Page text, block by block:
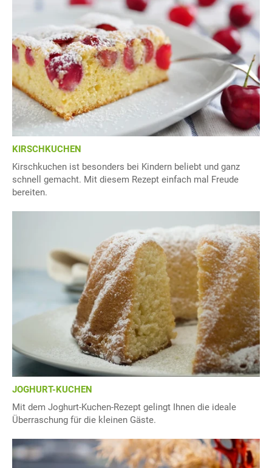
KIRSCHKUCHEN
Kirschkuchen ist besonders bei Kindern beliebt und ganz
schnell gemacht. Mit diesem Rezept einfach mal Freude
bereiten.
JOGHURT-KUCHEN
Mit dem Joghurt-Kuchen-Rezept gelingt Ihnen die ideale
Überraschung für die kleinen Gäste.